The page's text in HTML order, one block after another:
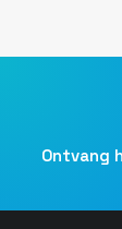
Ontvang